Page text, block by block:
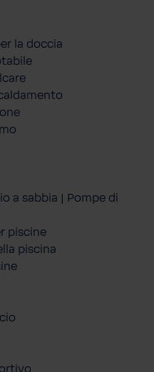
la doccia
a sabbia | Pompe di
piscine
piscina